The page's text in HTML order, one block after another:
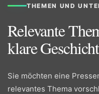
THEMEN UND
Relevante
klare
Sie möchten eine
relevantes Thema